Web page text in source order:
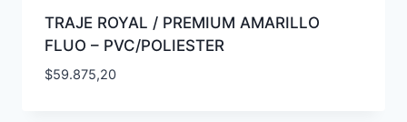
TRAJE ROYAL / PREMIUM AMARILLO
FLUO – PVC/POLIESTER
$59.875,20